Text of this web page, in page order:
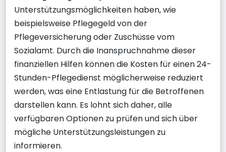
Unterstützungsmöglichkeiten haben, wie
beispielsweise Pflegegeld von der
Pflegeversicherung oder Zuschüsse vom
Sozialamt. Durch die Inanspruchnahme dieser
finanziellen Hilfen können die Kosten für einen 24-
Stunden-Pflegedienst möglicherweise reduziert
werden, was eine Entlastung für die Betroffenen
darstellen kann. Es lohnt sich daher, alle
verfügbaren Optionen zu prüfen und sich über
mögliche Unterstützungsleistungen zu
informieren.